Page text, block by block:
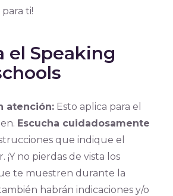
ti!
el Speaking
atención:Esto aplica para el
Escucha cuidadosamente
que indique el
¡Y no pierdas de vista los
te muestren durante la
habrán indicaciones y/o